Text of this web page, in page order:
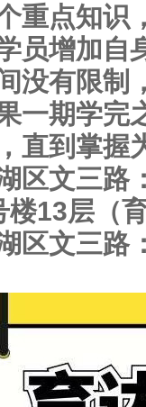
重点知识
员增加自
没有限制
一期学完
直到掌握
区文三路
楼13层（
区文三路